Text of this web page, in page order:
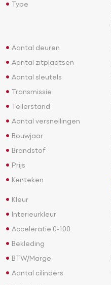
Type
Aantal deuren
Aantal zitplaatsen
Aantal sleutels
Transmissie
Tellerstand
Aantal versnellingen
Bouwjaar
Brandstof
Prijs
Kenteken
Kleur
Interieurkleur
Acceleratie 0-100
Bekleding
BTW/Marge
Aantal cilinders